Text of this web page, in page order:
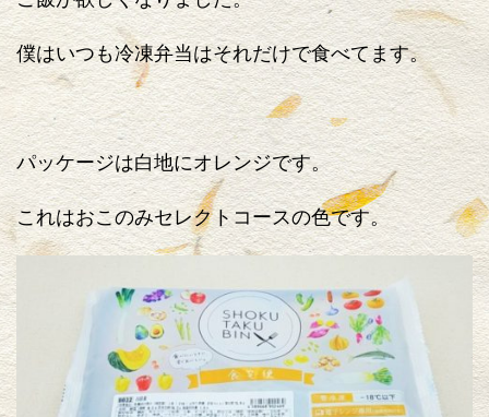
僕はいつも冷凍弁当はそれだけで食べてます。
パッケージは白地にオレンジです。
これはおこのみセレクトコースの色です。